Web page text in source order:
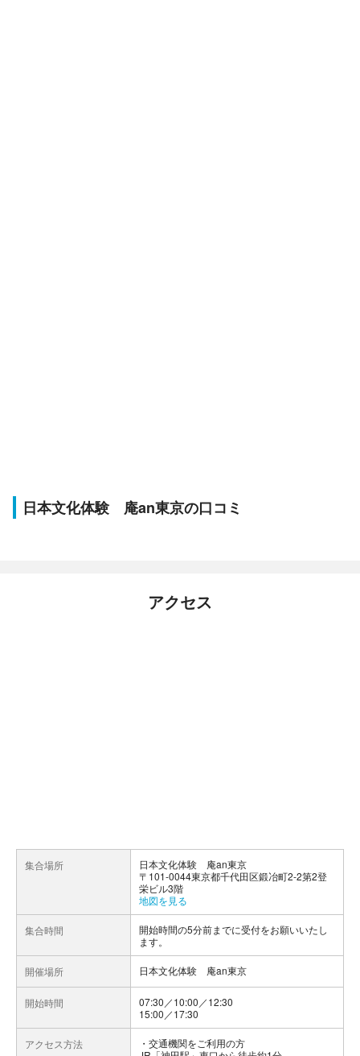
日本文化体験 庵an東京の口コミ
アクセス
集合場所
日本文化体験 庵an東京
〒101-0044東京都千代田区鍛冶町2-2第2登
栄ビル3階
地図を見る
集合時間
開始時間の5分前までに受付をお願いいたし
ます。
開催場所 日本文化体験 庵an東京
開始時間
07:30／10:00／12:30
15:00／17:30
アクセス方法
交通機関をご利用の方